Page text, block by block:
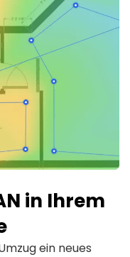
in Ihrem
ein neues